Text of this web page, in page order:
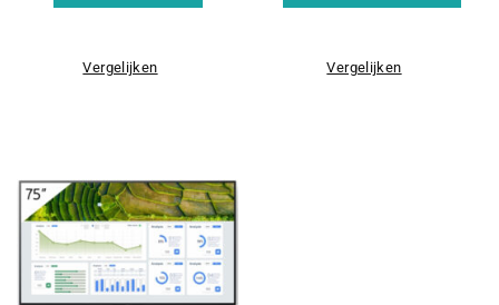
Vergelijken Vergelijken